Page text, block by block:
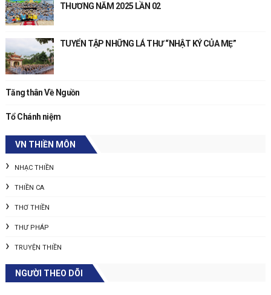
THƯƠNG NĂM 2025 LẦN 02
TUYỂN TẬP NHỮNG LÁ THƯ “NHẬT KÝ CỦA MẸ”
Tăng thân Về Nguồn
Tổ Chánh niệm
VN THIỀN MÔN
NHẠC THIỀN
THIỀN CA
THƠ THIỀN
THƯ PHÁP
TRUYỆN THIỀN
NGƯỜI THEO DÕI